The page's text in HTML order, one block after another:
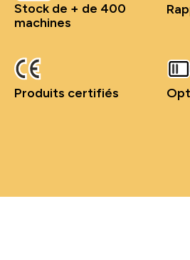
Stock de + de 400
machines
Produits certifiés